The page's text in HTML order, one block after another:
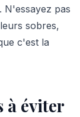
N'essayez pas
sobres,
c'est la
à éviter